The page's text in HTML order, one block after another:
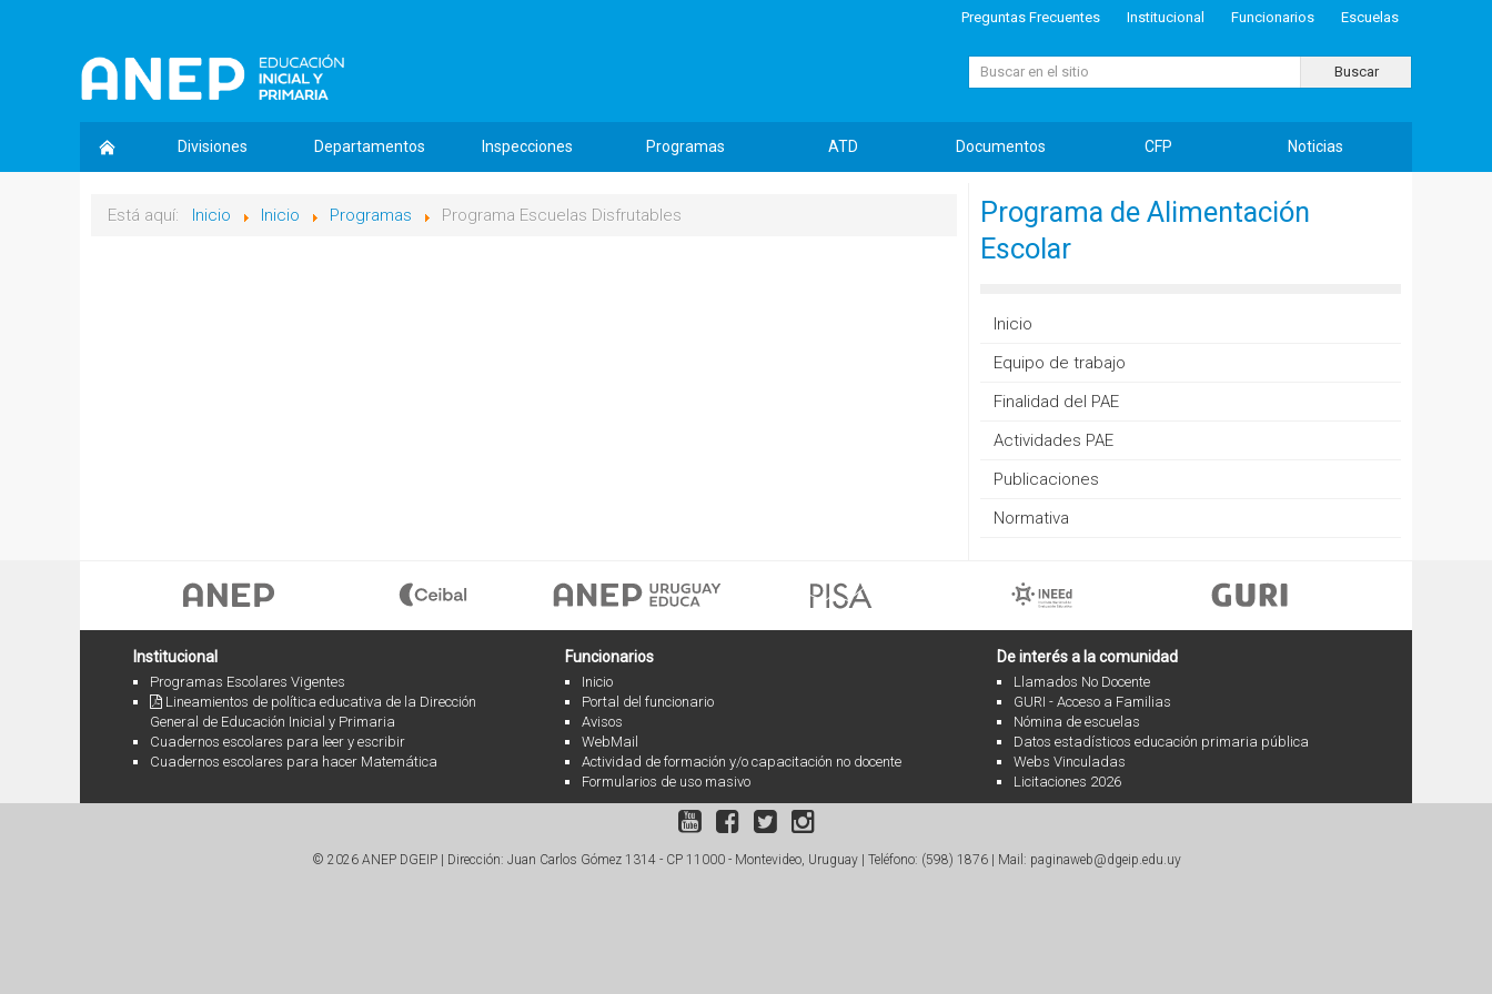
Preguntas Frecuentes Institucional Funcionarios Escuelas
Buscar... Buscar
Divisiones Departamentos Inspecciones Programas ATD Documentos CFP Noticias
Está aquí: Inicio Inicio Programas Programa Escuelas Disfrutables
Programa de Alimentación
Escolar
Inicio
Equipo de trabajo
Finalidad del PAE
Actividades PAE
Publicaciones
Normativa
Institucional
Programas Escolares Vigentes
Lineamientos de política educativa de la Dirección
General de Educación Inicial y Primaria
Cuadernos escolares para leer y escribir
Cuadernos escolares para hacer Matemática
Funcionarios
Inicio
Portal del funcionario
Avisos
WebMail
Actividad de formación y/o capacitación no docente
Formularios de uso masivo
De interés a la comunidad
Llamados No Docente
GURI - Acceso a Familias
Nómina de escuelas
Datos estadísticos educación primaria pública
Webs Vinculadas
Licitaciones 2026
© 2026 ANEP DGEIP | Dirección: Juan Carlos Gómez 1314 - CP 11000 - Montevideo, Uruguay | Teléfono: (598) 1876 Mail: paginaweb@dgeip.edu.uy